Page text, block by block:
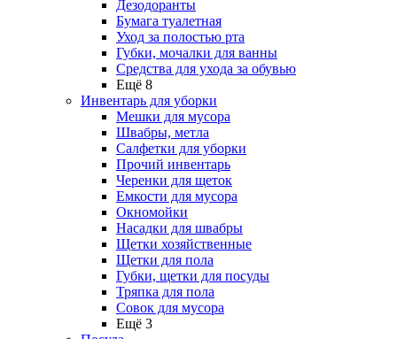
Дезодоранты
Бумага туалетная
Уход за полостью рта
Губки, мочалки для ванны
Средства для ухода за обувью
Ещё 8
Инвентарь для уборки
Мешки для мусора
Швабры, метла
Салфетки для уборки
Прочий инвентарь
Черенки для щеток
Емкости для мусора
Окномойки
Насадки для швабры
Щетки хозяйственные
Щетки для пола
Губки, щетки для посуды
Тряпка для пола
Совок для мусора
Ещё 3